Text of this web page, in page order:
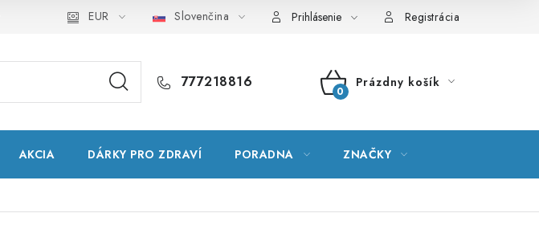
Natural Health Store Slovník pojmov Mapa serveru Moja objednávka
EUR Slovenčina Prihlásenie Registrácia
777218816
NÁKUPNÝ
Prázdny košík
AKCIA DÁRKY PRO ZDRAVÍ PORADNA ZNAČKY